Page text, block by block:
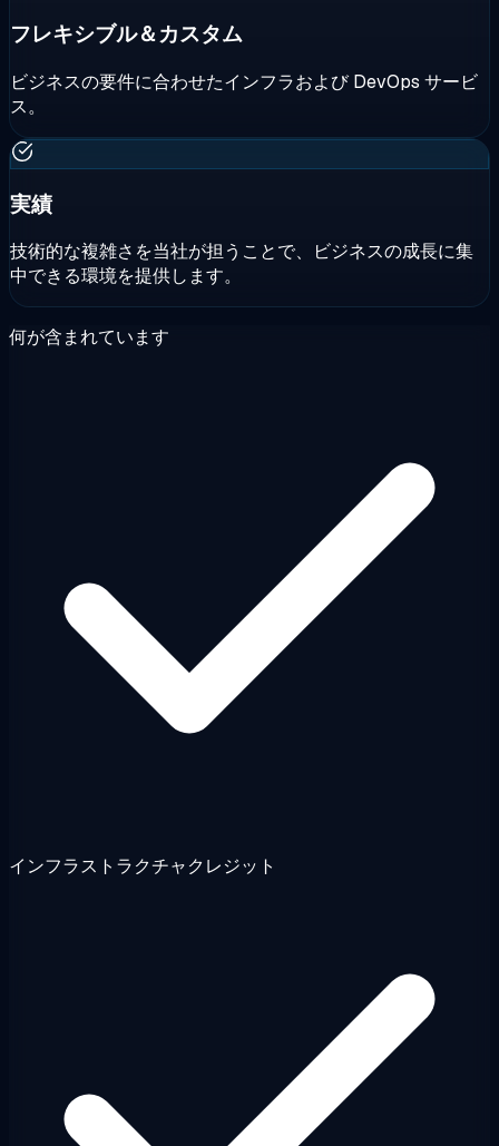
フレキシブル＆カスタム
ビジネスの要件に合わせたインフラおよび DevOps サービ
ス。
実績
技術的な複雑さを当社が担うことで、ビジネスの成長に集
中できる環境を提供します。
何が含まれています
インフラストラクチャクレジット